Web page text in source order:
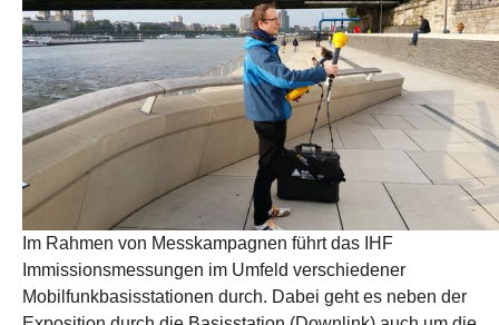
Im Rahmen von Messkampagnen führt das IHF
Immissionsmessungen im Umfeld verschiedener
Mobilfunkbasisstationen durch. Dabei geht es neben der